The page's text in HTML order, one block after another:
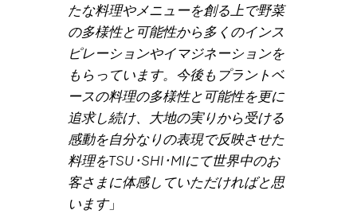
たな料理やメニューを創る上で野菜
の多様性と可能性から多くのインス
ピレーションやイマジネーションを
もらっています。今後もプラントベ
ースの料理の多様性と可能性を更に
追求し続け、大地の実りから受ける
感動を自分なりの表現で反映させた
料理をTSU･SHI･MIにて世界中のお
客さまに体感していただければと思
います」